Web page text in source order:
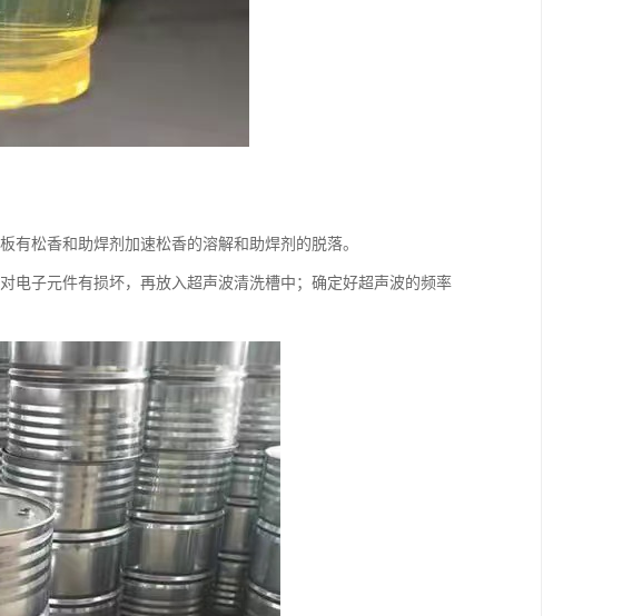
有松香和助焊剂加速松香的溶解和助焊剂的脱落。
电子元件有损坏，再放入超声波清洗槽中；确定好超声波的频率